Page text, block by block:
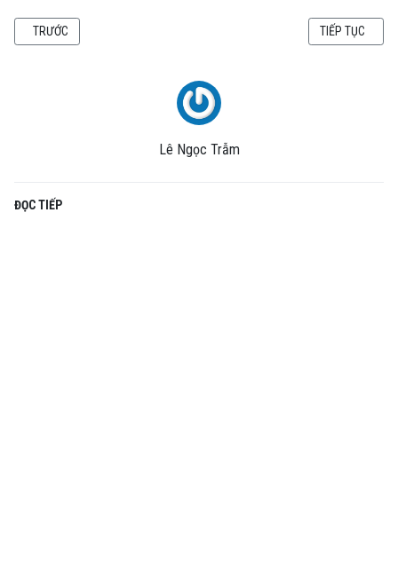
Lê Ngọc Trẫm
ĐỌC TIẾP
BÀI VIẾT TRƯỚC: VŨ TRỤ HỌC HIỆN ĐẠI - CHƯƠNG 3: HẤP DẪN NEWTON (2)
TRƯỚC BÀI VIẾT KẾ
TIẾP TỤC